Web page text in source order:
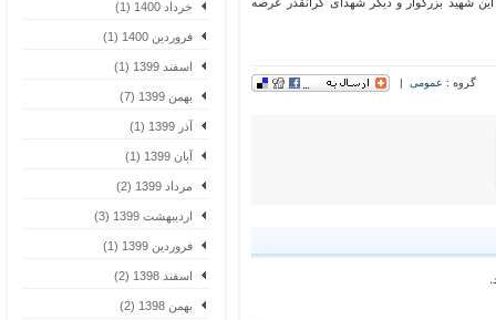
خرداد 1400 (1)
فروردین 1400 (1)
اسفند 1399 (1)
بهمن 1399 (7)
آذر 1399 (1)
آبان 1399 (1)
مرداد 1399 (2)
اردیبهشت 1399 (3)
فروردین 1399 (1)
اسفند 1398 (2)
بهمن 1398 (2)
گروه :عمومی|